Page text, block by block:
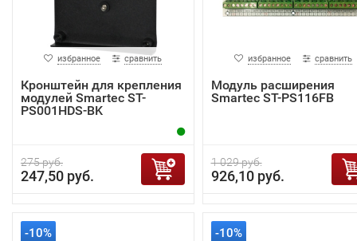
избранное сравнить
Кронштейн для крепления
модулей Smartec ST-
PS001HDS-BK
275 руб.
247,50 руб.
избранное сравнить
Модуль расширения
Smartec ST-PS116FB
1 029 руб.
926,10 руб.
-10% -10%